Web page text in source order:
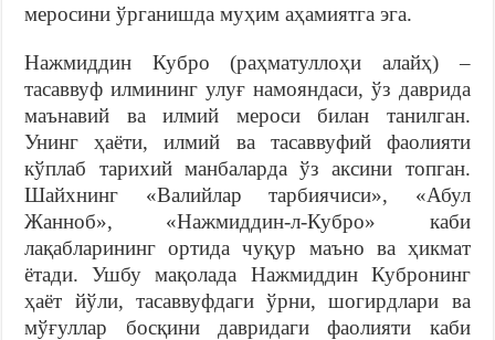
меросини ўрганишда муҳим аҳамиятга эга.
Нажмиддин Кубро (раҳматуллоҳи алайҳ) –
тасаввуф илмининг улуғ намояндаси, ўз даврида
маънавий ва илмий мероси билан танилган.
Унинг ҳаёти, илмий ва тасаввуфий фаолияти
кўплаб тарихий манбаларда ўз аксини топган.
Шайхнинг «Валийлар тарбиячиси», «Абул
Жанноб», «Нажмиддин-л-Кубро» каби
лақабларининг ортида чуқур маъно ва ҳикмат
ётади. Ушбу мақолада Нажмиддин Кубронинг
ҳаёт йўли, тасаввуфдаги ўрни, шогирдлари ва
мўғуллар босқини давридаги фаолияти каби